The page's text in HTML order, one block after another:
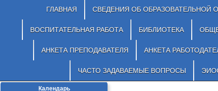
ГЛАВНАЯ СВЕДЕНИЯ ОБ ОБРАЗОВАТЕЛЬНОЙ
ВОСПИТАТЕЛЬНАЯ РАБОТА БИБЛИОТЕКА
АНКЕТА ПРЕПОДАВАТЕЛЯ АНКЕТА
ЧАСТО ЗАДАВАЕМЫЕ ВОПРОСЫ
Календарь